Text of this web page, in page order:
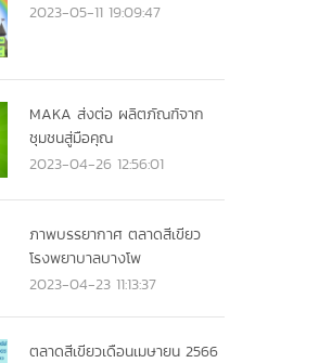
2023-05-11 19:09:47
MAKA ส่งต่อ ผลิตภัณฑ์จาก
ชุมชนสู่มือคุณ
2023-04-26 12:56:01
ภาพบรรยากาศ ตลาดสีเขียว
โรงพยาบาลบางโพ
2023-04-23 11:13:37
ตลาดสีเขียวเดือนเมษายน 2566